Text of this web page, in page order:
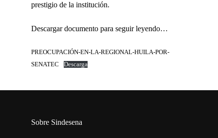
prestigio de la institución.
Descargar documento para seguir leyendo…
PREOCUPACIÓN-EN-LA-REGIONAL-HUILA-POR-
SENATEC
Descarga
Sobre Sindesena